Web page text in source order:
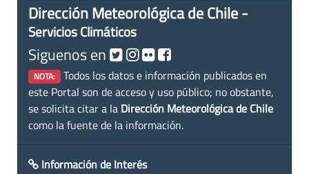
Dirección Meteorológica de Chile -
Servicios Climáticos
Siguenos en
NOTA: Todos los datos e información publicados en
este Portal son de acceso y uso público; no obstante,
se solicita citar a la Dirección Meteorológica de Chile
como la fuente de la información.
Información de Interés